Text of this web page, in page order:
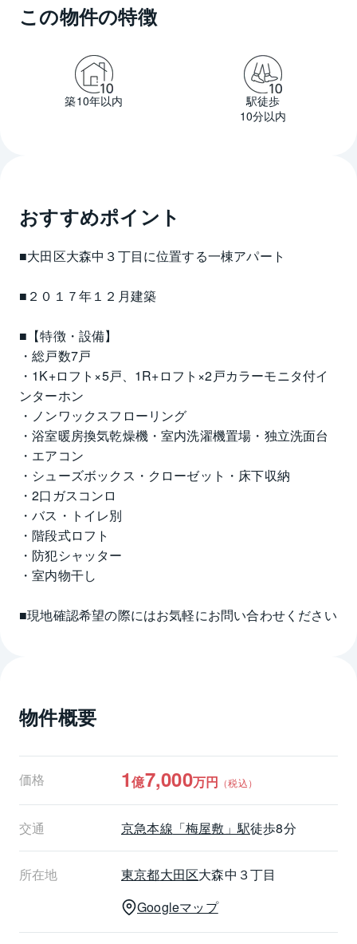
この物件の特徴
築10年以内
駅徒歩
10分以内
おすすめポイント
■大田区大森中３丁目に位置する一棟アパート
■２０１７年１２月建築
■【特徴・設備】
・総戸数7戸
・1K+ロフト×5戸、1R+ロフト×2戸カラーモニタ付イ
ンターホン
・ノンワックスフローリング
・浴室暖房換気乾燥機・室内洗濯機置場・独立洗面台
・エアコン
・シューズボックス・クローゼット・床下収納
・2口ガスコンロ
・バス・トイレ別
・階段式ロフト
・防犯シャッター
・室内物干し
■現地確認希望の際にはお気軽にお問い合わせください
物件概要
価格 1億7,000万円 （税込）
交通 京急本線 「梅屋敷」駅徒歩8分
所在地 東京都大田区大森中３丁目
Googleマップ